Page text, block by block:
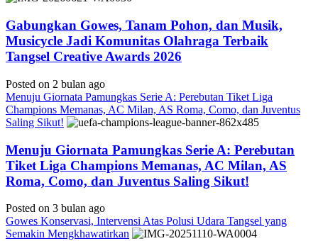
Gabungkan Gowes, Tanam Pohon, dan Musik,
Musicycle Jadi Komunitas Olahraga Terbaik
Tangsel Creative Awards 2026
Posted on 2 bulan ago
Menuju Giornata Pamungkas Serie A: Perebutan Tiket Liga
Champions Memanas, AC Milan, AS Roma, Como, dan Juventus
Saling Sikut!
Menuju Giornata Pamungkas Serie A: Perebutan
Tiket Liga Champions Memanas, AC Milan, AS
Roma, Como, dan Juventus Saling Sikut!
Posted on 3 bulan ago
Gowes Konservasi, Intervensi Atas Polusi Udara Tangsel yang
Semakin Mengkhawatirkan